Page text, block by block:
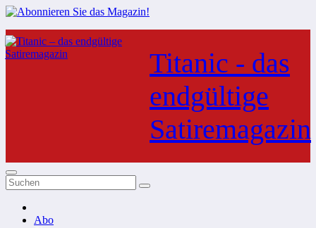
Zum
Inhalt
springen
Titanic - das
endgültige
Satiremagazin
Abo